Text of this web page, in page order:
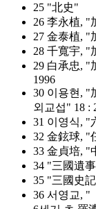
25 "北史"
26 李永植, "
27 ⾦泰植, "
28 千寬宇, "
29 ⽩承忠, "
1996
30 이용현, "
외교섭" 18 :
31 이영식, "
32 ⾦鉉球, "
33 ⾦貞培, "
34 "三國遺
35 "三國史
36 서영교, "